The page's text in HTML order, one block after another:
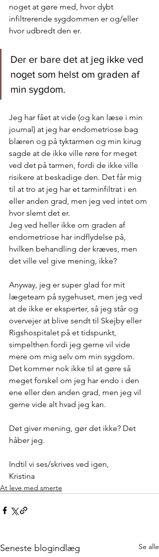
noget at gøre med, hvor dybt
infiltrerende sygdommen er og/eller
hvor udbredt den er.
Der er bare det at jeg ikke ved
noget som helst om graden af
min sygdom.
Jeg har fået at vide (og kan læse i min
journal) at jeg har endometriose bag
blæren og på tyktarmen og min kirug
sagde at de ikke ville røre for meget
ved det på tarmen, fordi de ikke ville
risikere at beskadige den. Det får mig
til at tro at jeg har et tarminfiltrat i en
eller anden grad, men jeg ved intet om
hvor slemt det er.
Jeg ved heller ikke om graden af
endometriose har indflydelse på,
hvilken behandling der kræves, men
det ville vel give mening, ikke?
Anyway, jeg er super glad for mit
lægeteam på sygehuset, men jeg ved
at de ikke er eksperter, så jeg står og
overvejer at blive sendt til Skejby eller
Rigshospitalet på et tidspunkt,
simpelthen fordi jeg gerne vil vide
mere om mig selv om min sygdom.
Det kommer nok ikke til at gøre så
meget forskel om jeg har endo i den
ene eller den anden grad, men jeg vil
gerne vide alt hvad jeg kan.
Det giver mening, gør det ikke? Det
håber jeg.
Indtil vi ses/skrives ved igen,
Kristina
At leve med smerte
Seneste blogindlæg Se alle